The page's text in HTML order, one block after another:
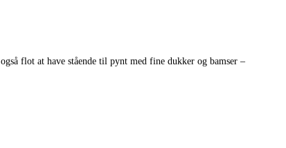
flot at have stående til pynt med fine dukker og bamser –